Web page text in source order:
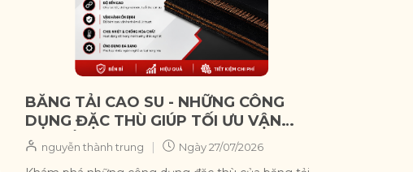
BĂNG TẢI CAO SU - NHỮNG CÔNG
DỤNG ĐẶC THÙ GIÚP TỐI ƯU VẬN
CHUYỂN
nguyễn thành trung | Ngày27/07/2026